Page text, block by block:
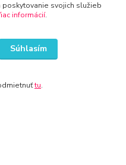
poskytovanie svojich služieb
informácií.
Súhlasím
tu.